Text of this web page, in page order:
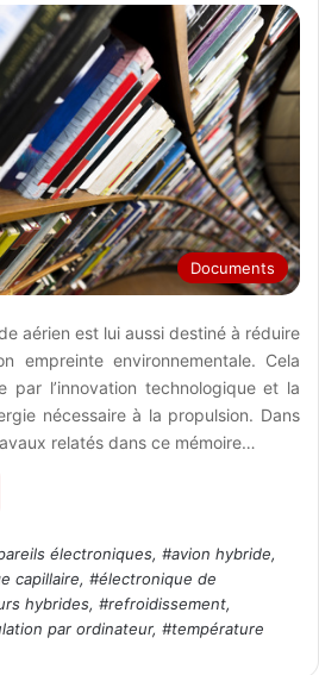
Documents
aérien est lui aussi destiné à réduire
empreinte environnementale. Cela
par l’innovation technologique et la
nécessaire à la propulsion. Dans
relatés dans ce mémoire…
électroniques, #avion hybride,
capillaire, #électronique de
hybrides, #refroidissement,
par ordinateur, #température